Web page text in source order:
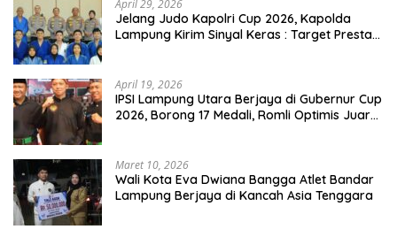
April 29, 2026
Jelang Judo Kapolri Cup 2026, Kapolda
Lampung Kirim Sinyal Keras : Target Prestasi
April 19, 2026
IPSI Lampung Utara Berjaya di Gubernur Cup
2026, Borong 17 Medali, Romli Optimis Juara
Maret 10, 2026
Wali Kota Eva Dwiana Bangga Atlet Bandar
Lampung Berjaya di Kancah Asia Tenggara